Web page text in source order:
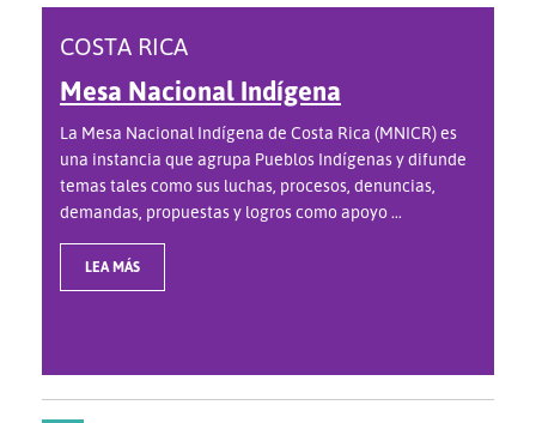
COSTA RICA
Mesa Nacional Indígena
La Mesa Nacional Indígena de Costa Rica (MNICR) es
una instancia que agrupa Pueblos Indígenas y difunde
temas tales como sus luchas, procesos, denuncias,
demandas, propuestas y logros como apoyo ...
LEA MÁS